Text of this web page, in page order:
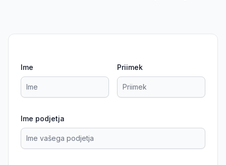
Ime Priimek
Ime podjetja